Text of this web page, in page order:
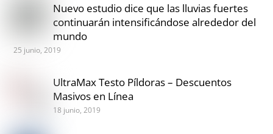
Nuevo estudio dice que las lluvias fuertes
continuarán intensificándose alrededor del
mundo
25 junio, 2019
UltraMax Testo Píldoras – Descuentos
Masivos en Línea
18 junio, 2019